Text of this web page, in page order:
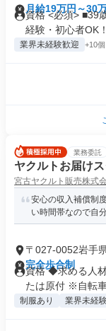
月給19万円～30
資格 <必須> ■39
経験・初心者OK！
業界未経験歓迎 +10個
業務委託
ヤクルトお届け
宮古ヤクルト販売株式
安心の収入補償制
い時間帯なので自
〒027-0052岩手
完全歩合制
資格 ◆求める人
たは原付 ※自転車
制服あり 業界未経